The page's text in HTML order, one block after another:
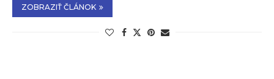
ZOBRAZIŤ ČLÁNOK